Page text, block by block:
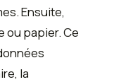
Ensuite,
ou papier. Ce
la